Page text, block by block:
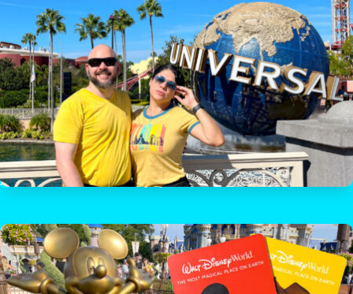
Ahorra hasta $200 USD en tu paquete de vacaciones Universal Orlando